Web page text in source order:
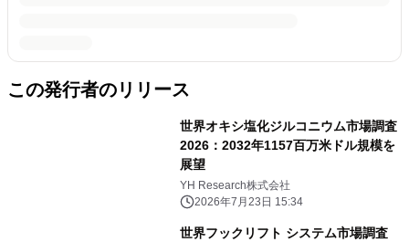
この発行者のリリース
世界オキシ塩化ジルコニウム市場調査
2026：2032年1157百万米ドル規模を
展望
YH Research株式会社
2026年7月23日 15:34
世界フックリフト システム市場調査